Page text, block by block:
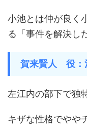
小池とは仲が良く
る「事件を解決し
賀来賢人 役：
左江内の部下で独
キザな性格でやや